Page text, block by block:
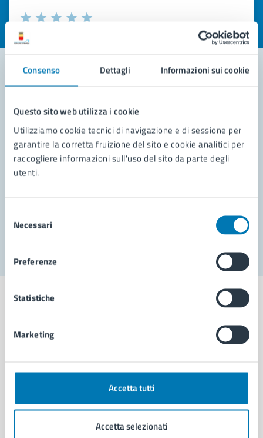
Consenso Dettagli Informazioni sui cookie
Questo sito web utilizza i cookie
Utilizziamo cookie tecnici di navigazione e di sessione per
garantire la corretta fruizione del sito e cookie analitici per
raccogliere informazioni sull'uso del sito da parte degli
utenti.
delNecessari
Preferenze
Statistiche
Marketing
Accetta tutti
Accetta selezionati
Valuta la chiarezza delle informazioni (da 1 a 5 stelle)
Seleziona il numero di stelle per valutare la chiarezza delle
Valuta 1 stelle su 5
Richiedi assistenza
Segnala disservizio
Comune di Napoli
AMMINISTRAZIONE
Organi di governo